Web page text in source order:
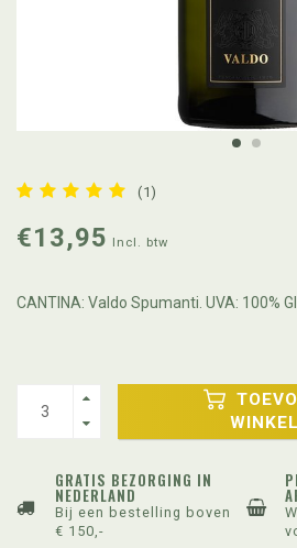
(1)
€13,95 Incl. btw
CANTINA: Valdo Spumanti. UVA: 100%
GRATIS BEZORGING IN
NEDERLAND
Bij een bestelling boven
€ 150,-